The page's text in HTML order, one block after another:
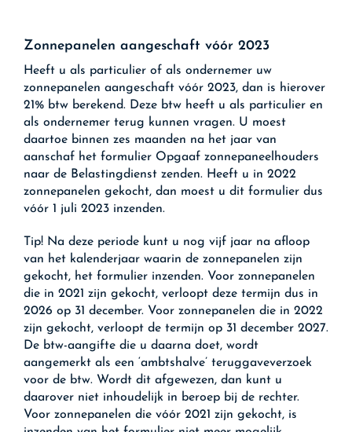
Zonnepanelen aangeschaft vóór 2023
Heeft u als particulier of als ondernemer uw
zonnepanelen aangeschaft vóór 2023, dan is hierover
21% btw berekend. Deze btw heeft u als particulier en
als ondernemer terug kunnen vragen. U moest
daartoe binnen zes maanden na het jaar van
aanschaf het formulier Opgaaf zonnepaneelhouders
naar de Belastingdienst zenden. Heeft u in 2022
zonnepanelen gekocht, dan moest u dit formulier dus
vóór 1 juli 2023 inzenden.
Tip! Na deze periode kunt u nog vijf jaar na afloop
van het kalenderjaar waarin de zonnepanelen zijn
gekocht, het formulier inzenden. Voor zonnepanelen
die in 2021 zijn gekocht, verloopt deze termijn dus in
2026 op 31 december. Voor zonnepanelen die in 2022
zijn gekocht, verloopt de termijn op 31 december 2027.
De btw-aangifte die u daarna doet, wordt
aangemerkt als een ‘ambtshalve’ teruggaveverzoek
voor de btw. Wordt dit afgewezen, dan kunt u
daarover niet inhoudelijk in beroep bij de rechter.
Voor zonnepanelen die vóór 2021 zijn gekocht, is